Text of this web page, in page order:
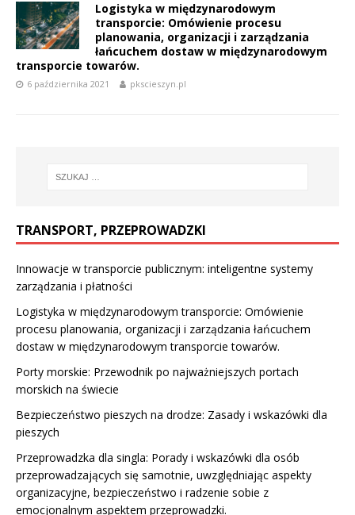
Logistyka w międzynarodowym
transporcie: Omówienie procesu
planowania, organizacji i zarządzania
łańcuchem dostaw w międzynarodowym
transporcie towarów.
6 października 2021 pkscieszyn.pl
TRANSPORT, PRZEPROWADZKI
Innowacje w transporcie publicznym: inteligentne systemy
zarządzania i płatności
Logistyka w międzynarodowym transporcie: Omówienie
procesu planowania, organizacji i zarządzania łańcuchem
dostaw w międzynarodowym transporcie towarów.
Porty morskie: Przewodnik po najważniejszych portach
morskich na świecie
Bezpieczeństwo pieszych na drodze: Zasady i wskazówki dla
pieszych
Przeprowadzka dla singla: Porady i wskazówki dla osób
przeprowadzających się samotnie, uwzględniając aspekty
organizacyjne, bezpieczeństwo i radzenie sobie z
emocjonalnym aspektem przeprowadzki.